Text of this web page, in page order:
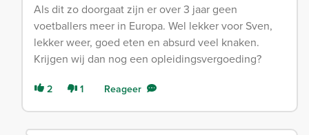
Als dit zo doorgaat zijn er over 3 jaar geen
voetballers meer in Europa. Wel lekker voor Sven,
lekker weer, goed eten en absurd veel knaken.
Krijgen wij dan nog een opleidingsvergoeding?
2 1 Reageer